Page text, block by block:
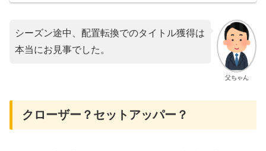
父ちゃん
シーズン途中、配置転換でのタイトル獲得は
本当にお見事でした。
クローザー？セットアッパー？